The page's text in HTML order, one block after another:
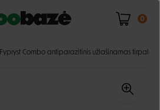
0
Fypryst Combo antiparazitinis užlašinamas tirpalas